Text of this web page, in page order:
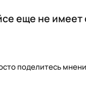
еще не
поделитесь